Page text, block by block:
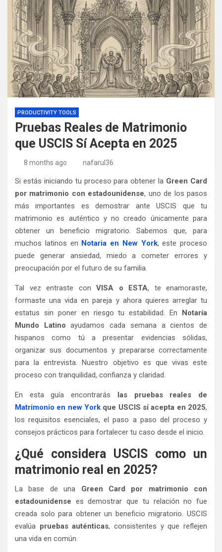
PRODUCTIVITY TOOLS
Pruebas Reales de Matrimonio
que USCIS Sí Acepta en 2025
8 months ago nafarul36
Si estás iniciando tu proceso para obtener la Green Card
por matrimonio con estadounidense, uno de los pasos
más importantes es demostrar ante USCIS que tu
matrimonio es auténtico y no creado únicamente para
obtener un beneficio migratorio. Sabemos que, para
muchos latinos en Notaria en New York, este proceso
puede generar ansiedad, miedo a cometer errores y
preocupación por el futuro de su familia.
Tal vez entraste con VISA o ESTA, te enamoraste,
formaste una vida en pareja y ahora quieres arreglar tu
estatus sin poner en riesgo tu estabilidad. En Notaría
Mundo Latino ayudamos cada semana a cientos de
hispanos como tú a presentar evidencias sólidas,
organizar sus documentos y prepararse correctamente
para la entrevista. Nuestro objetivo es que vivas este
proceso con tranquilidad, confianza y claridad.
En esta guía encontrarás las pruebas reales de
Matrimonio en new York que USCIS sí acepta en 2025,
los requisitos esenciales, el paso a paso del proceso y
consejos prácticos para fortalecer tu caso desde el inicio.
¿Qué considera USCIS como un
matrimonio real en 2025?
La base de una Green Card por matrimonio con
estadounidense es demostrar que tu relación no fue
creada solo para obtener un beneficio migratorio. USCIS
evalúa pruebas auténticas, consistentes y que reflejen
una vida en común.